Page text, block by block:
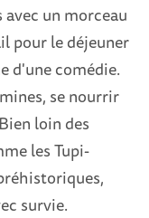
un morceau
pour le déjeuner
d'une comédie.
se nourrir
loin des
les Tupi-
survie.